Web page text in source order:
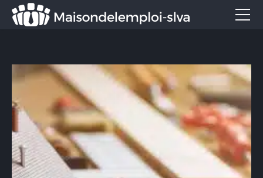
Formation
Entreprise
Services
CONTACT